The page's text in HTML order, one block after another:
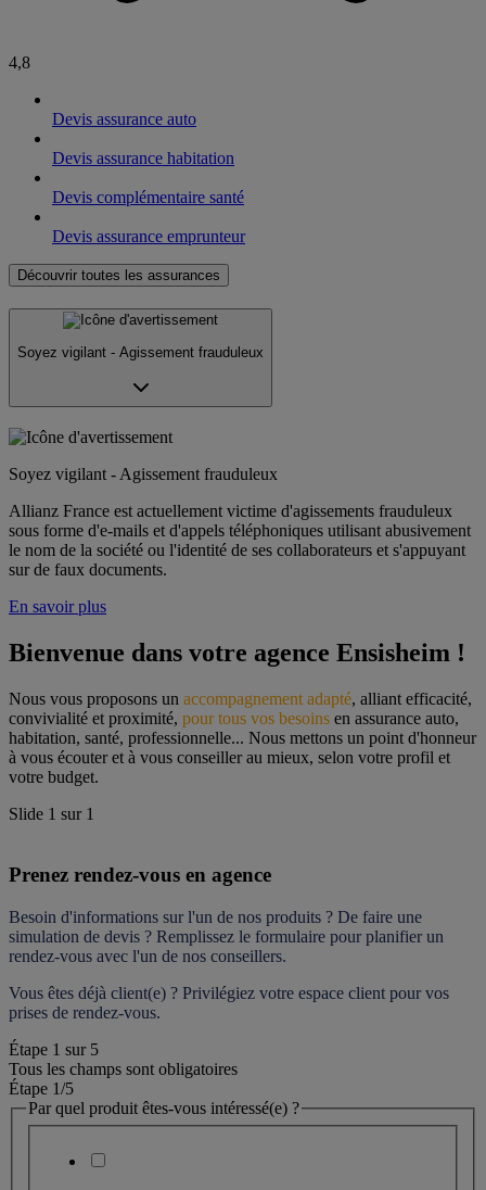
4,8
Devis assurance auto
Devis assurance habitation
Devis complémentaire santé
Devis assurance emprunteur
Découvrir toutes les assurances
Soyez vigilant - Agissement frauduleux
Soyez vigilant - Agissement frauduleux
Allianz France est actuellement victime d'agissements frauduleux
sous forme d'e-mails et d'appels téléphoniques utilisant abusivement
le nom de la société ou l'identité de ses collaborateurs et s'appuyant
sur de faux documents.
En savoir plus
Bienvenue dans votre agence Ensisheim !
Nous vous proposons un accompagnement adapté, alliant efficacité,
convivialité et proximité, pour tous vos besoins en assurance auto,
habitation, santé, professionnelle... Nous mettons un point d'honneur
à vous écouter et à vous conseiller au mieux, selon votre profil et
votre budget.
Slide 1 sur 1
Prenez rendez-vous en agence
Besoin d'informations sur l'un de nos produits ? De faire une
simulation de devis ? Remplissez le formulaire pour planifier un
rendez-vous avec l'un de nos conseillers.
Vous êtes déjà client(e) ? Privilégiez votre espace client pour vos
prises de rendez-vous.
Étape 1 sur 5
Tous les champs sont obligatoires
Étape 1/5
Par quel produit êtes-vous intéressé(e) ?